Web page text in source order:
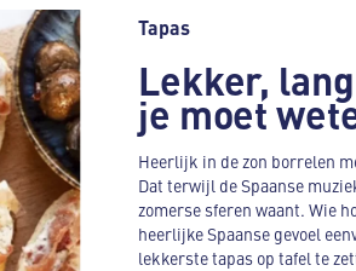
Tapas
Lekker,
je moet
Heerlijk in de zon borrelen
Dat terwijl de Spaanse
zomerse sferen waant. Wie
heerlijke Spaanse gevoel
lekkerste tapas op tafel te